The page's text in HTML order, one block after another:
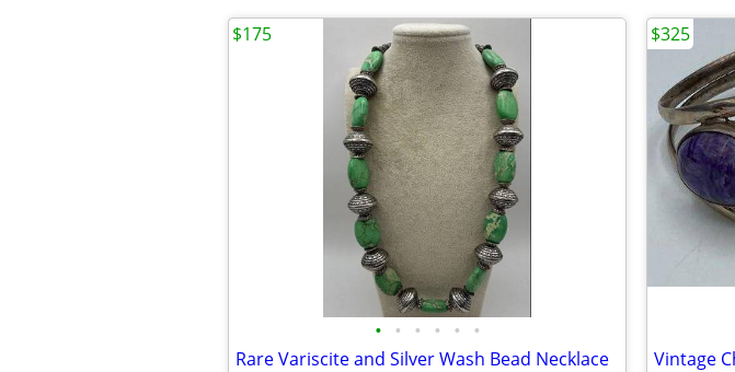
• • • • • •
Rare Variscite and Silver Wash Bead Necklace
$175 $325